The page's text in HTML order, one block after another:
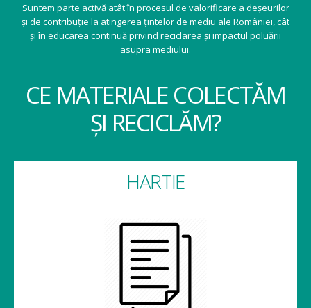
Suntem parte activă atât în procesul de valorificare a deșeurilor
și de contribuție la atingerea țintelor de mediu ale României, cât
și în educarea continuă privind reciclarea și impactul poluării
asupra mediului.
CE MATERIALE COLECTĂM
ȘI RECICLĂM?
HARTIE